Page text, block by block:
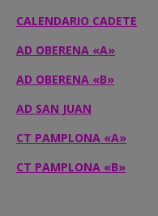
CALENDARIO CADETE
AD OBERENA «A»
AD OBERENA «B»
AD SAN JUAN
CT PAMPLONA «A»
CT PAMPLONA «B»